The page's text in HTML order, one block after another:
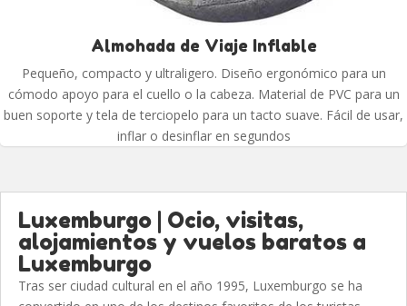
Almohada de Viaje Inflable
Pequeño, compacto y ultraligero. Diseño ergonómico para un
cómodo apoyo para el cuello o la cabeza. Material de PVC para un
buen soporte y tela de terciopelo para un tacto suave. Fácil de usar,
inflar o desinflar en segundos
Luxemburgo | Ocio, visitas,
alojamientos y vuelos baratos a
Luxemburgo
Tras ser ciudad cultural en el año 1995, Luxemburgo se ha